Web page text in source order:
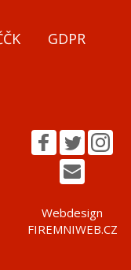
GDPR
Webdesign
FIREMNIWEB.CZ